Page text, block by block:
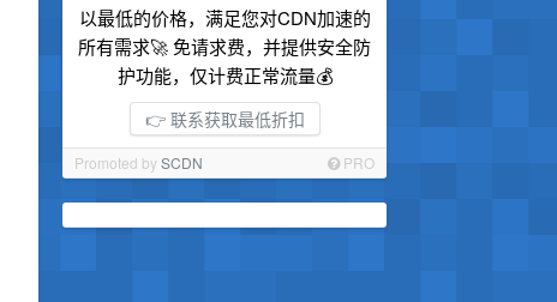
以最低的价格，满足您对CDN加速的
所有需求🚀 免请求费，并提供安全防
护功能，仅计费正常流量💰
👉 联系获取最低折扣
Promoted bySCDN PRO